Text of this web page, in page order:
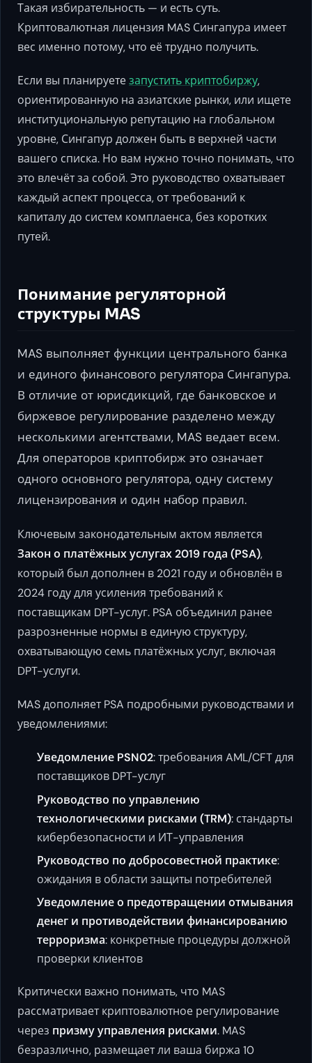
Такая избирательность — и есть суть.
Криптовалютная лицензия MAS Сингапура имеет
вес именно потому, что её трудно получить.
Если вы планируетезапустить криптобиржу,
ориентированную на азиатские рынки, или ищете
институциональную репутацию на глобальном
уровне, Сингапур должен быть в верхней части
вашего списка. Но вам нужно точно понимать, что
это влечёт за собой. Это руководство охватывает
каждый аспект процесса, от требований к
капиталу до систем комплаенса, без коротких
путей.
Понимание регуляторной
структуры MAS
MAS выполняет функции центрального банка
и единого финансового регулятора Сингапура.
В отличие от юрисдикций, где банковское и
биржевое регулирование разделено между
несколькими агентствами, MAS ведает всем.
Для операторов криптобирж это означает
одного основного регулятора, одну систему
лицензирования и один набор правил.
Ключевым законодательным актом является
Закон о платёжных услугах 2019 года (PSA),
который был дополнен в 2021 году и обновлён в
2024 году для усиления требований к
поставщикам DPT-услуг. PSA объединил ранее
разрозненные нормы в единую структуру,
охватывающую семь платёжных услуг, включая
DPT-услуги.
MAS дополняет PSA подробными руководствами и
уведомлениями:
Уведомление PSN02: требования AML/CFT для
поставщиков DPT-услуг
Руководство по управлению
технологическими рисками (TRM): стандарты
кибербезопасности и ИТ-управления
Руководство по добросовестной практике:
ожидания в области защиты потребителей
Уведомление о предотвращении отмывания
денег и противодействии финансированию
терроризма: конкретные процедуры должной
проверки клиентов
Критически важно понимать, что MAS
рассматривает криптовалютное регулирование
через призму управления рисками. MAS
безразлично, размещает ли ваша биржа 10